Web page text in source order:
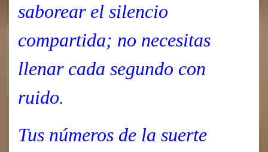
saborear el silencio
compartida; no necesitas
llenar cada segundo con
ruido.
Tus números de la suerte